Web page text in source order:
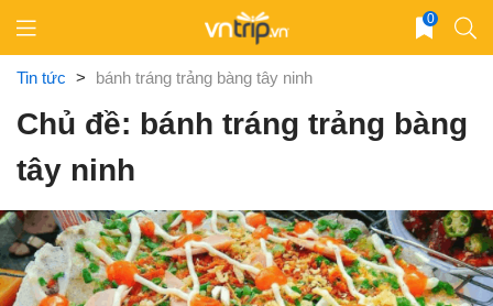
content
0
Tin tức > bánh tráng trảng bàng tây ninh
Chủ đề: bánh tráng trảng bàng
tây ninh